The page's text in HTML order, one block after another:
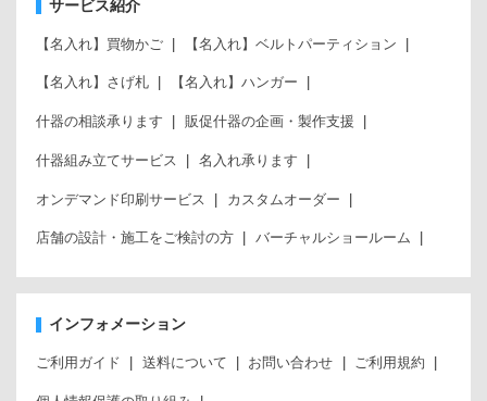
サービス紹介
【名入れ】買物かご 【名入れ】ベルトパーティション
【名入れ】さげ札 【名入れ】ハンガー
什器の相談承ります 販促什器の企画・製作支援
什器組み立てサービス 名入れ承ります
オンデマンド印刷サービス カスタムオーダー
店舗の設計・施工をご検討の方 バーチャルショールーム
インフォメーション
ご利用ガイド 送料について お問い合わせ ご利用規約